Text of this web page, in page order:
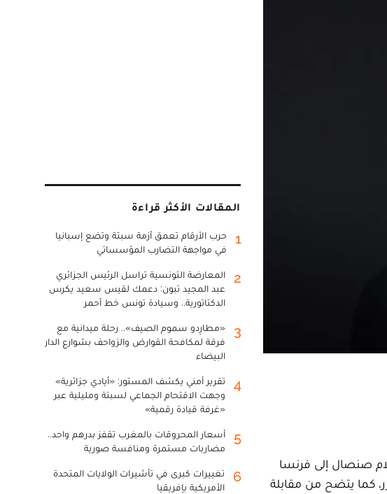
صنصال إلى فرنسا
كما يتضح من مقابلة
المقالات الأكثر قراءة
1
حرب الأرقام تعمق أزمة سبتة وتضع إسبانيا
في مواجهة التضارب المؤسساتي
2
المعارضة التونسية تراسل الرئيس الجزائري
عبد المجيد تبون: دعمك لقيس سعيد يكرس
الدكتاتورية.. وسيادة تونس خط أحمر
3
«مطارِدو سموم الصيف».. رحلة ميدانية مع
فرقة لمكافحة القوارض والزواحف بشوارع الدار
البيضاء
4
تقرير أمني يكشف المستور: «أيادي جزائرية»
وجهت الاقتحام الجماعي لسبتة ومليلية عبر
«غرفة قيادة رقمية»
5
أسعار المحروقات بالمغرب تقفز بدرهم واحد..
مضاربات مستمرة ومنافسة صورية
6
تغييرات كبرى في تأشيرات الولايات المتحدة
الأمريكية بإفريقيا